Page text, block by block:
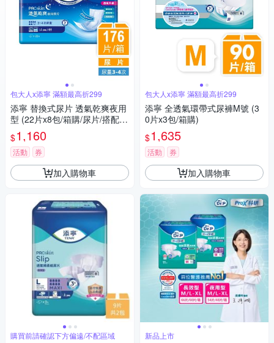
包大人x添寧 滿額最高折299
添寧 替換式尿片 透氣乾爽夜用
型 (22片x8包/箱購/尿片/搭配成
人紙尿褲)
$1,160
活動 券
加入購物車
購買前請確認下方偏遠/不配區域
包大人x添寧 滿額最高折299
添寧 全透氣環帶式尿褲M號 (3
0片x3包/箱購)
$1,635
活動 券
加入購物車
新品上市